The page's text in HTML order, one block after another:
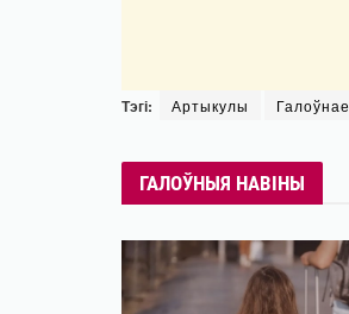
Тэгі: Артыкулы Галоўнае
ГАЛОЎНЫЯ НАВІНЫ